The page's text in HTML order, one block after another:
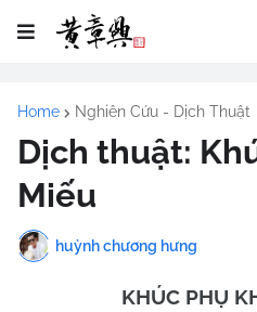
Home Nghiên Cứu - Dịch Thuật
Dịch thuật:
Miếu
huỳnh chương hưng
KHÚC PHỤ